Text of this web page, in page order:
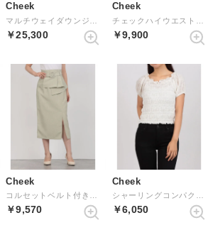
Cheek
￥25,300
Cheek
￥9,900
Cheek
￥9,570
Cheek
￥6,050